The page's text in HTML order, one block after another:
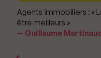
Agents immobiliers : «
être meilleurs »
Guillaume